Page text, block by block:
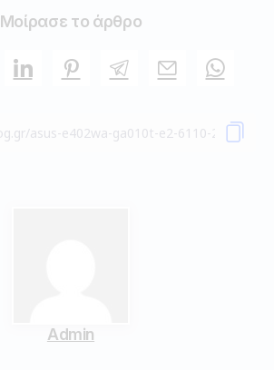
Μοίρασε το άρθρο
Admin